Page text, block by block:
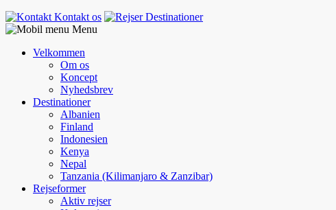
Kontakt os
Destinationer
Menu
Velkommen
Om os
Koncept
Nyhedsbrev
Destinationer
Albanien
Finland
Indonesien
Kenya
Nepal
Tanzania (Kilimanjaro & Zanzibar)
Rejseformer
Aktiv rejser